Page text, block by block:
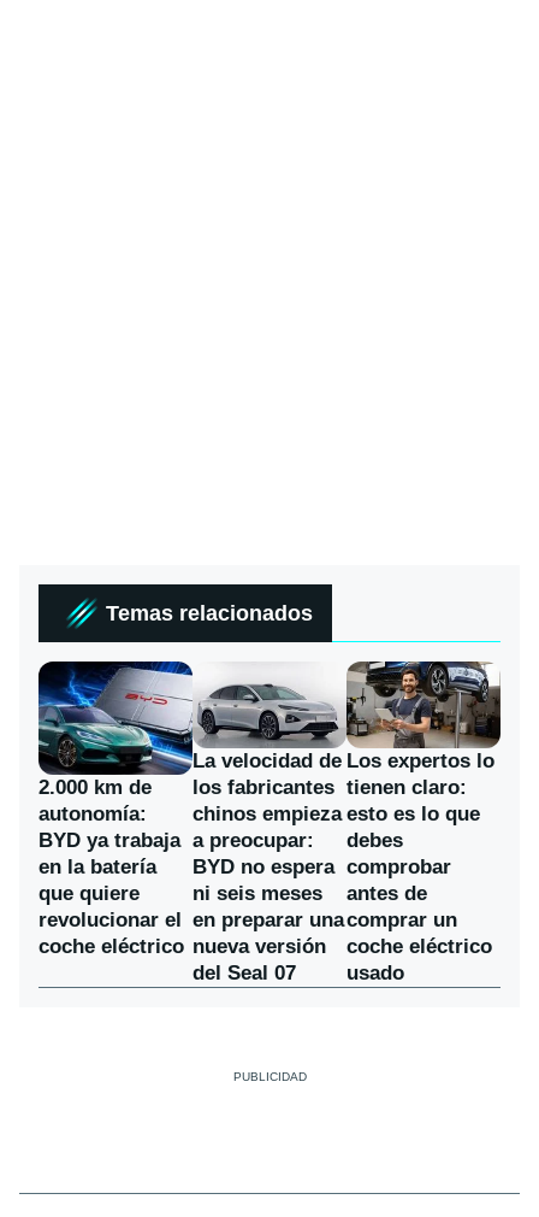
Temas relacionados
2.000 km de
autonomía:
BYD ya trabaja
en la batería
que quiere
revolucionar el
coche eléctrico
La velocidad de
los fabricantes
chinos empieza
a preocupar:
BYD no espera
ni seis meses
en preparar una
nueva versión
del Seal 07
Los expertos lo
tienen claro:
esto es lo que
debes
comprobar
antes de
comprar un
coche eléctrico
usado